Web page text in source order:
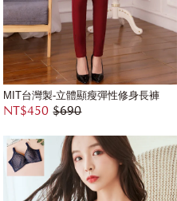
MIT台灣製-立體顯瘦彈性修身長褲
NT$450 $690